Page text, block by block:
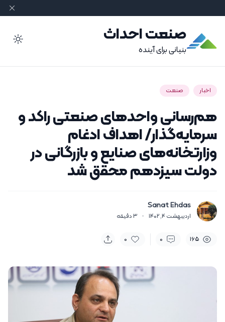
صنعت احداث
بنیانی برای آینده
اخبار صنعت
هم‌رسانی واحد‌های صنعتی راکد و
سرمایه‌گذار/ اهداف ادغام
وزارتخانه‌های صنایع و بازرگانی در
دولت سیزدهم محقق شد‌
Sanat Ehdas
اردیبهشت 4, 1402 ·
3دقیقه
165
0
0